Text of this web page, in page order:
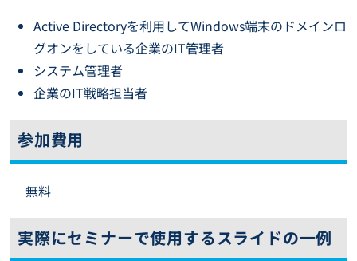
Active Directoryを利用してWindows端末のドメインロ
グオンをしている企業のIT管理者
システム管理者
企業のIT戦略担当者
参加費用
無料
実際にセミナーで使用するスライドの一例